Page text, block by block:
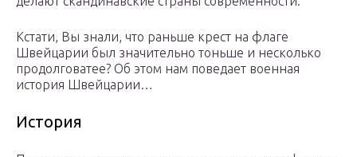
Кстати, Вы знали, что раньше крест на флаге
Швейцарии был значительно тоньше и несколько
продолговатее? Об этом нам поведает военная
история Швейцарии…
История